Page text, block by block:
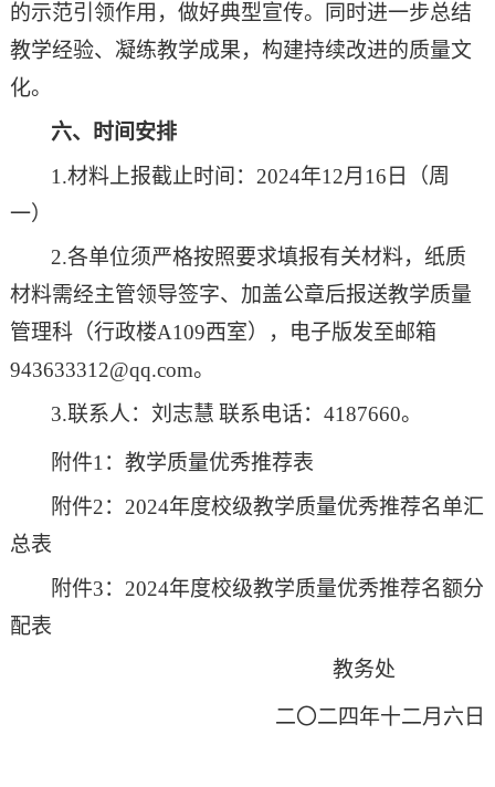
的示范引领作用，做好典型宣传。同时进一步总结
教学经验、凝练教学成果，构建持续改进的质量文
化。
六、时间安排
1.材料上报截止时间： 2024年1 2月 16 日（周
一）
2.各单位须严格按照要求填报有关材料，纸质
材料需经主管领导签字、加盖公章后报送教学质量
管理科（行政楼A109西室），电子版发至邮箱
943633312@qq.com。
3.联系人： 刘志慧 联系电话： 4187660。
附件1：教学质量优秀推荐表
附件2：2024年度校级教学质量优秀推荐名单汇
总表
附件3：2024年度校级教学质量优秀推荐名额分
配表
教务处
二〇二四年十二月 六 日